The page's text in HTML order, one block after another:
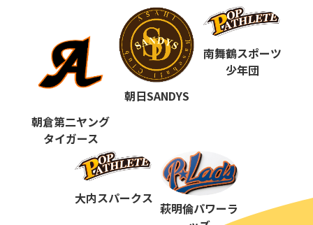
ポップアスリートカップ
第10回 ポップアスリートカップ
第9回 ポップアスリートカップ
第7回
第6回 ポップアスリートカップ
第5回 ポップアスリートカップ
朝倉第二ヤング
タイガース
朝日SANDYS
南舞鶴スポーツ
少年団
大内スパークス
萩明倫パワーラ